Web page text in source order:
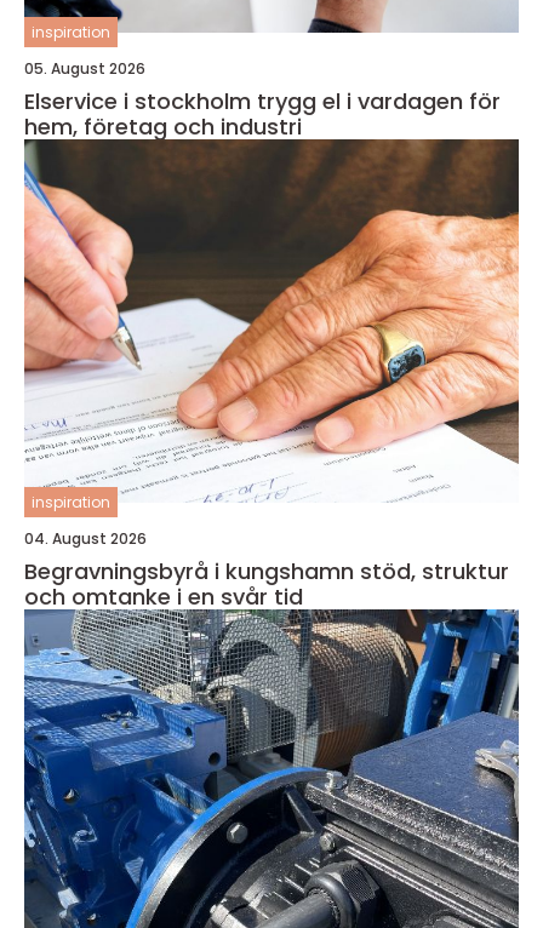
inspiration
05. August 2026
Elservice i stockholm trygg el i vardagen för
hem, företag och industri
inspiration
04. August 2026
Begravningsbyrå i kungshamn stöd, struktur
och omtanke i en svår tid